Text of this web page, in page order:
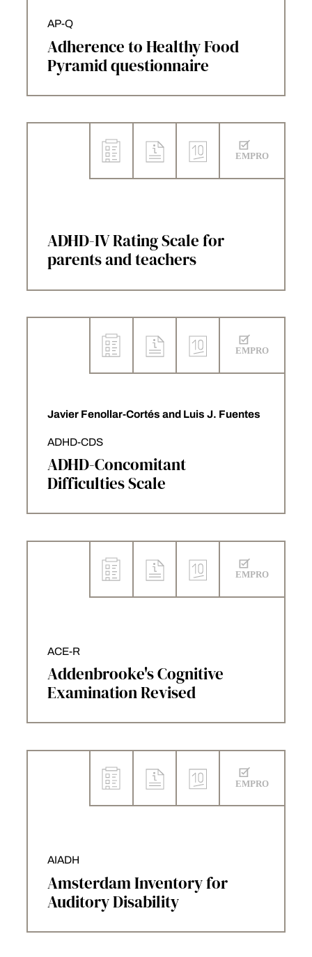
AP-Q
Adherence to Healthy Food
Pyramid questionnaire
ADHD-IV Rating Scale for
parents and teachers
Javier Fenollar-Cortés and Luis J. Fuentes
ADHD-CDS
ADHD-Concomitant
Difficulties Scale
ACE-R
Addenbrooke's Cognitive
Examination Revised
AIADH
Amsterdam Inventory for
Auditory Disability